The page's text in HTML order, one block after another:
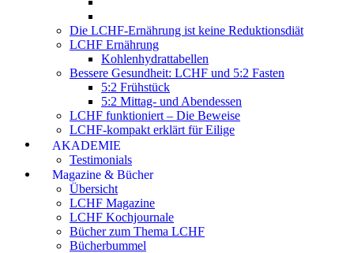
Die LCHF-Ernährung ist keine Reduktionsdiät
LCHF Ernährung
Kohlenhydrattabellen
Bessere Gesundheit: LCHF und 5:2 Fasten
5:2 Frühstück
5:2 Mittag- und Abendessen
LCHF funktioniert – Die Beweise
LCHF-kompakt erklärt für Eilige
AKADEMIE
Testimonials
Magazine & Bücher
Übersicht
LCHF Magazine
LCHF Kochjournale
Bücher zum Thema LCHF
Bücherbummel